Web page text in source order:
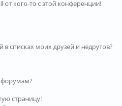
кого-то с этой конференции!
в списках моих друзей и недругов?
страницу!